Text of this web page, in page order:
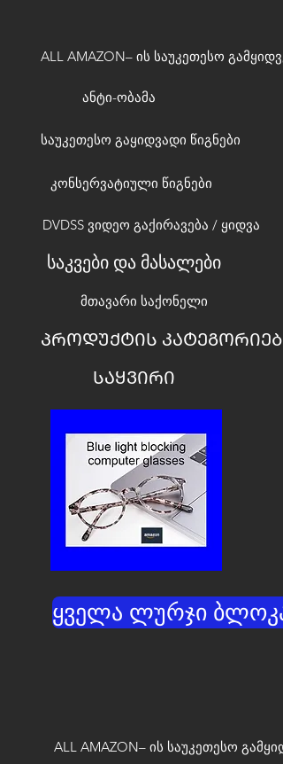
ALL AMAZON– ის საუკეთესო
ანტი-ობამა
საუკეთესო გაყიდვადი წიგნები
კონსერვატიული წიგნები
DVDSS ვიდეო გაქირავება / ყიდვა
საკვები და მასალები
მთავარი საქონელი
ᲞᲠᲝᲓᲣᲥᲢᲘᲡ ᲙᲐᲢᲔᲒᲝᲠᲘᲔᲑᲘ
ᲡᲐᲧᲕᲘᲠᲘ
ყველა ლურჯი
ALL AMAZON– ის საუკეთესო